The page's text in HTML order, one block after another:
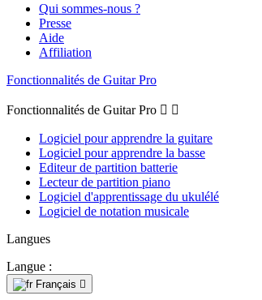
Qui sommes-nous ?
Presse
Aide
Affiliation
Fonctionnalités de Guitar Pro
Fonctionnalités de Guitar Pro  
Logiciel pour apprendre la guitare
Logiciel pour apprendre la basse
Editeur de partition batterie
Lecteur de partition piano
Logiciel d'apprentissage du ukulélé
Logiciel de notation musicale
Langues
Langue :
Français 